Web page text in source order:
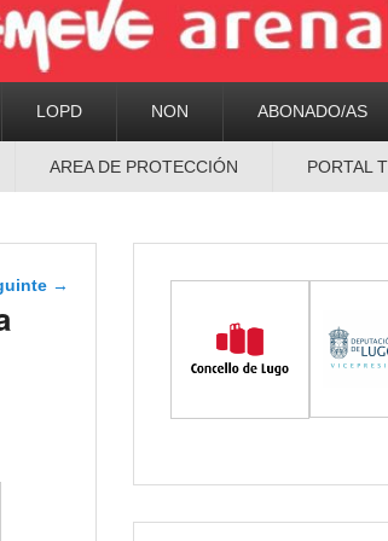
LOPD NON ABONADO/AS
AREA DE PROTECCIÓN PORTAL
→